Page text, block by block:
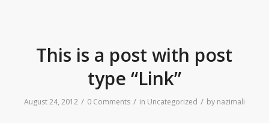
This is a post with post
type “Link”
August 24, 2012 / 0 Comments / in Uncategorized / by nazimali